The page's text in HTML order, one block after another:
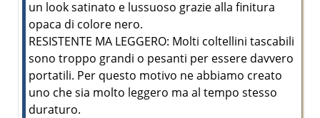
un look satinato e lussuoso grazie alla finitura
opaca di colore nero.
RESISTENTE MA LEGGERO: Molti coltellini tascabili
sono troppo grandi o pesanti per essere davvero
portatili. Per questo motivo ne abbiamo creato
uno che sia molto leggero ma al tempo stesso
duraturo.